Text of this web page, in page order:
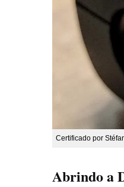
Certificado por
Abrindo a